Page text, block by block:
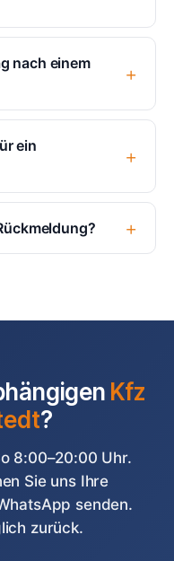
nach einem
ein
Kfz
?
8:00–20:00 Uhr.
Sie uns Ihre
senden.
zurück.